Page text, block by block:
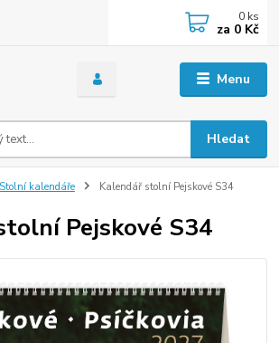
Menu
Hledat
0 ks
za 0 Kč
Stolní kalendáře Kalendář stolní Pejskové S34
Pejskové S34